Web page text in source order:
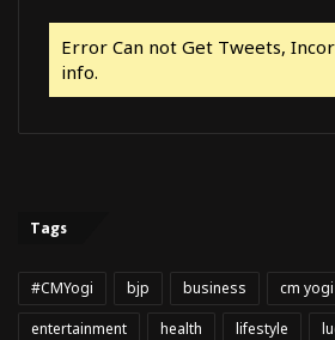
Error Can not Get Tweets,
info.
Tags
#CMYogi bjp business cm yogi
entertainment
health lifestyle